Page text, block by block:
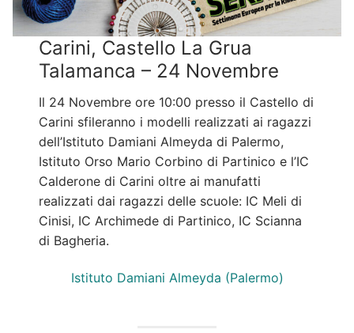
Carini, Castello La Grua
Talamanca – 24 Novembre
Il 24 Novembre ore 10:00 presso il Castello di
Carini sfileranno i modelli realizzati ai ragazzi
dell’Istituto Damiani Almeyda di Palermo,
Istituto Orso Mario Corbino di Partinico e l’IC
Calderone di Carini oltre ai manufatti
realizzati dai ragazzi delle scuole: IC Meli di
Cinisi, IC Archimede di Partinico, IC Scianna
di Bagheria.
Istituto Damiani Almeyda (Palermo)